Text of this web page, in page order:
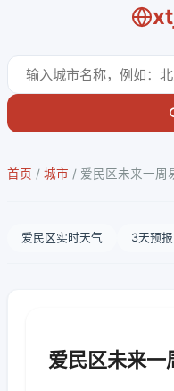
首页 / 城市 / 爱民区未来一周
爱民区实时天气 3天预报
爱民区未来一